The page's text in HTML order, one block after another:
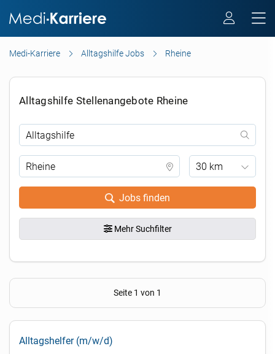
Medi-Karriere Alltagshilfe Jobs Rheine
Alltagshilfe Stellenangebote Rheine
30 km
Jobs finden
Mehr Suchfilter
Seite 1 von 1
Alltagshelfer (m/w/d)